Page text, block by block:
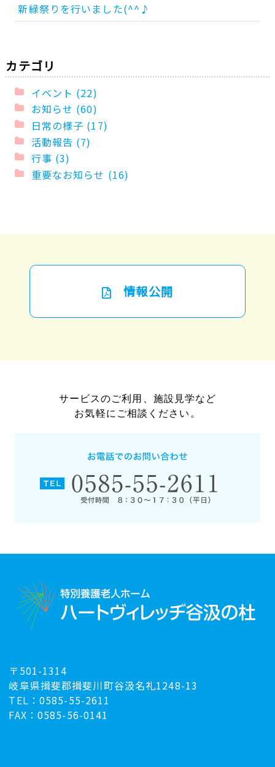
新緑祭りを行いました(^^♪
カテゴリ
イベント (22)
お知らせ (60)
日常の様子 (17)
活動報告 (7)
行事 (3)
重要なお知らせ (16)
情報公開
サービスのご利用、施設見学など
お気軽にご相談ください。
〒501-1314
岐阜県揖斐郡揖斐川町谷汲名礼1248-13
TEL：0585-55-2611
FAX：0585-56-0141